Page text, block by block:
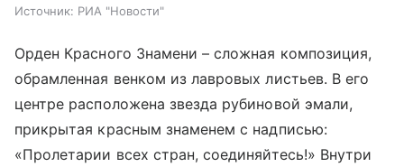
Источник: РИА "Новости"
Орден Красного Знамени – сложная композиция,
обрамленная венком из лавровых листьев. В его
центре расположена звезда рубиновой эмали,
прикрытая красным знаменем с надписью:
«Пролетарии всех стран, соединяйтесь!» Внутри